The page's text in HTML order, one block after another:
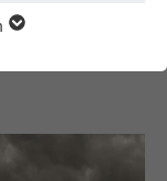
dat de website